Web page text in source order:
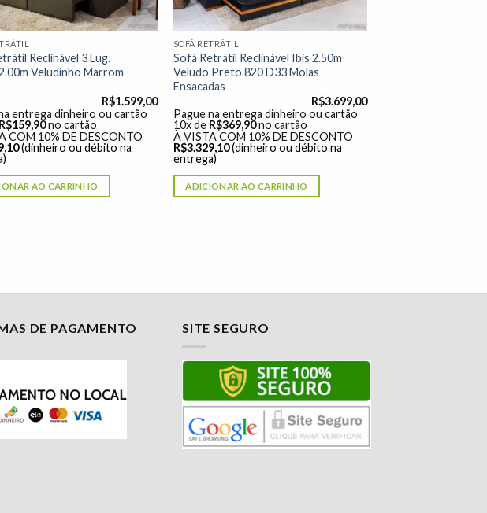
Reclinável 3 Lug.
Veludinho Marrom
R$1.599,00
entrega dinheiro ou cartão
R$159,90no cartão
COM 10% DE DESCONTO
(dinheiro ou débito na
AO CARRINHO
SOFÁ RETRÁTIL
Sofá Retrátil Reclinável Ibis 2.50m
Veludo Preto 820 D33 Molas
Ensacadas
R$3.699,00
Pague na entrega dinheiro ou cartão
10x de R$369,90 no cartão
À VISTA COM 10% DE DESCONTO
R$3.329,10 (dinheiro ou débito na
entrega)
ADICIONAR AO CARRINHO
DE PAGAMENTO SITE SEGURO